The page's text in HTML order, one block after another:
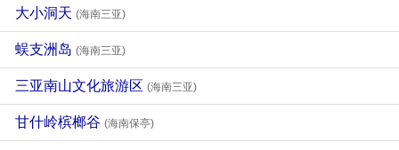
大小洞天 (海南三亚)
蜈支洲岛 (海南三亚)
三亚南山文化旅游区 (海南三亚)
甘什岭槟榔谷 (海南保亭)